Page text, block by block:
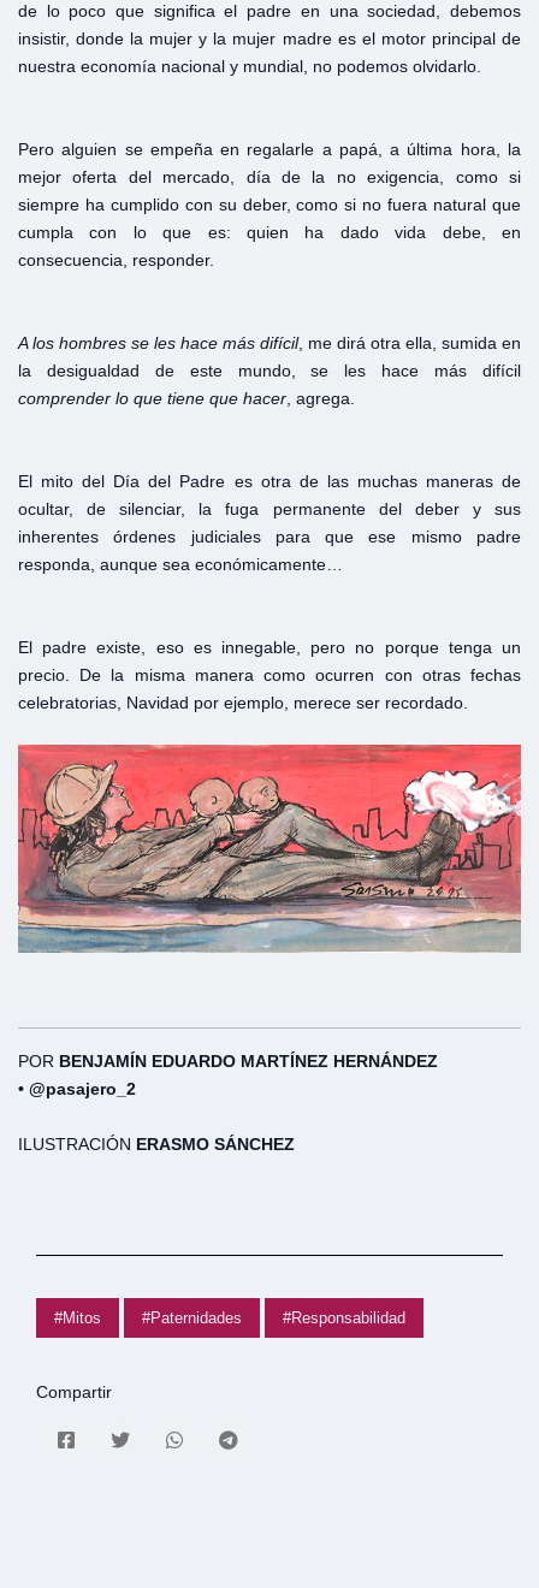
de lo poco que significa el padre en una sociedad, debemos
insistir, donde la mujer y la mujer madre es el motor principal de
nuestra economía nacional y mundial, no podemos olvidarlo.
Pero alguien se empeña en regalarle a papá, a última hora, la
mejor oferta del mercado, día de la no exigencia, como si
siempre ha cumplido con su deber, como si no fuera natural que
cumpla con lo que es: quien ha dado vida debe, en
consecuencia, responder.
A los hombres se les hace más difícil, me dirá otra ella, sumida en
la desigualdad de este mundo, se les hace más difícil
comprender lo que tiene que hacer , agrega.
El mito del Día del Padre es otra de las muchas maneras de
ocultar, de silenciar, la fuga permanente del deber y sus
inherentes órdenes judiciales para que ese mismo padre
responda, aunque sea económicamente…
El padre existe, eso es innegable, pero no porque tenga un
precio. De la misma manera como ocurren con otras fechas
celebratorias, Navidad por ejemplo, merece ser recordado.
POR BENJAMÍN EDUARDO MARTÍNEZ HERNÁNDEZ
• @pasajero_2
ILUSTRACIÓN ERASMO SÁNCHEZ
#Mitos #Paternidades #Responsabilidad
Compartir